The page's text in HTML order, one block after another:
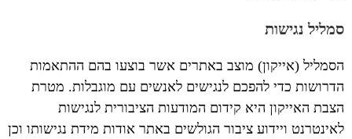
סמליל נגישות
הסמליל (אייקון) מוצב באתרים אשר בוצעו בהם ההתאמות
הדרושות כדי להפכם לנגישים לאנשים עם מוגבלות. מטרת
הצבת האייקון היא קידום המודעות הציבורית לנגישות
לאינטרנט ויידוע ציבור הגולשים באתר אודות מידת נגישותו וכן